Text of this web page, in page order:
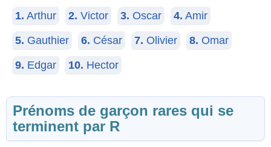
1. Arthur 2. Victor 3. Oscar 4. Amir
5. Gauthier 6. César 7. Olivier 8. Omar
9. Edgar 10. Hector
Prénoms de garçon rares qui se
terminent par R